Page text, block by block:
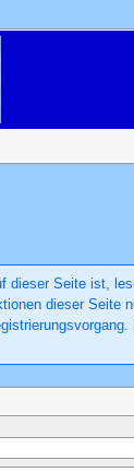
dieser Seite ist,
dieser Seite